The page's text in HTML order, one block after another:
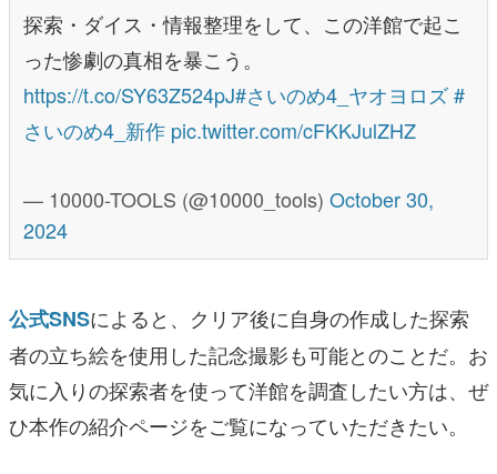
探索・ダイス・情報整理をして、この洋館で起こ
った惨劇の真相を暴こう。
https://t.co/SY63Z524pJ#さいのめ4_ヤオヨロズ#
さいのめ4_新作 pic.twitter.com/cFKKJulZHZ
— 10000-TOOLS (@10000_tools) October 30,
2024
公式SNSによると、クリア後に自身の作成した探索
者の立ち絵を使用した記念撮影も可能とのことだ。お
気に入りの探索者を使って洋館を調査したい方は、ぜ
ひ本作の紹介ページをご覧になっていただきたい。